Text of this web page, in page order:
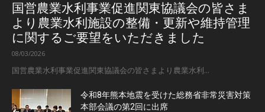
国営農業水利事業促進関東協議会の皆さま
より農業水利施設の整備・更新や維持管理
に関するご要望をいただきました
08/03/2026
国営農業水利事業促進関東協議会の皆さまより農業水利...
令和8年熊本地震を受けた総務省非常災害対策
本部会議の第2回に出席